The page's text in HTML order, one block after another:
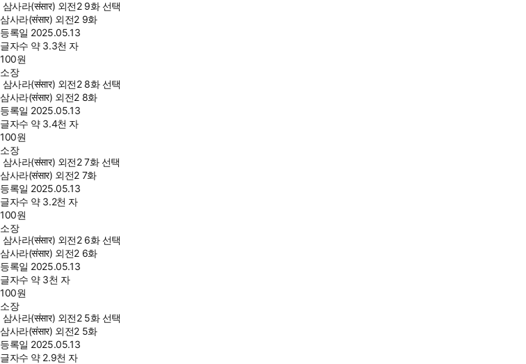
삼사라(संसार) 외전2 9화 선택
삼사라(संसार) 외전2 9화
등록일 2025.05.13
글자수 약 3.3천 자
100원
소장
삼사라(संसार) 외전2 8화 선택
삼사라(संसार) 외전2 8화
등록일 2025.05.13
글자수 약 3.4천 자
100원
소장
삼사라(संसार) 외전2 7화 선택
삼사라(संसार) 외전2 7화
등록일 2025.05.13
글자수 약 3.2천 자
100원
소장
삼사라(संसार) 외전2 6화 선택
삼사라(संसार) 외전2 6화
등록일 2025.05.13
글자수 약 3천 자
100원
소장
삼사라(संसार) 외전2 5화 선택
삼사라(संसार) 외전2 5화
등록일 2025.05.13
글자수 약 2.9천 자